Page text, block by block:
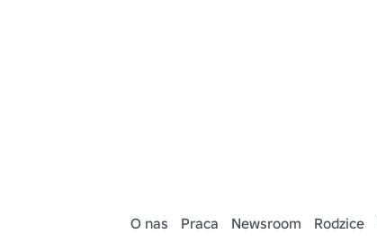
O nas Praca Newsroom Rodzice